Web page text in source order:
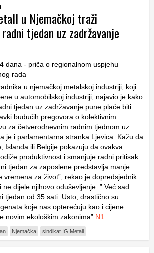
u Njemačkoj traži
tjedan uz zadržavanje
u njemačkoj metalskoj industriji, koji
u automobilskoj industriji, najavio je kako
tjedan uz zadržavanje pune plaće biti
budućih pregovora o kolektivnim
za četverodnevnim radnim tjednom uz
je i parlamentarna stranka Ljevica. Kažu da
Islanda ili Belgije pokazuju da ovakva
produktivnost i smanjuje radni pritisak.
tjedan za zaposlene predstavlja manje
vremena za život”, rekao je dopredsjednik
ne dijele njihovo oduševljenje: ” Već sad
tjedan od 35 sati. Usto, drastično su
koje nas opterećuju kao i cijene
novim ekološkim zakonima” N1
Njemačka sindikat IG Metall